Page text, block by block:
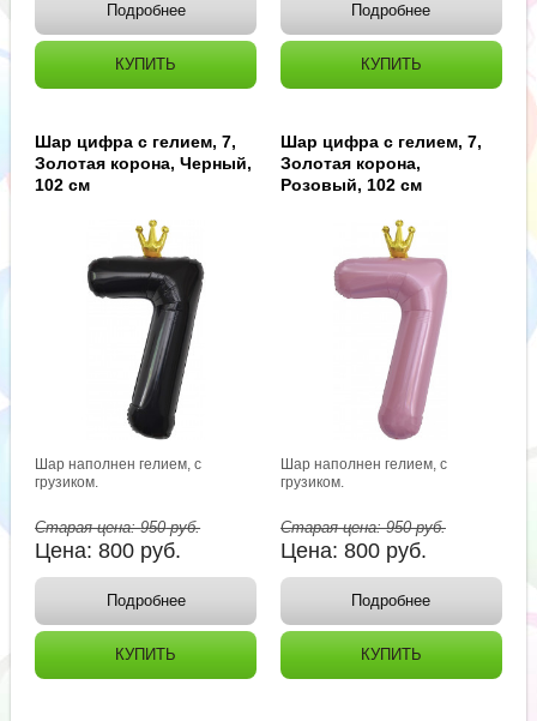
Подробнее
КУПИТЬ
Подробнее
КУПИТЬ
Шар цифра с гелием, 7,
Золотая корона, Черный,
102 см
Шар наполнен гелием, с
грузиком.
Старая цена:950руб.
Цена:800 руб.
Подробнее
КУПИТЬ
Шар цифра с гелием, 7,
Золотая корона,
Розовый, 102 см
Шар наполнен гелием, с
грузиком.
Старая цена:950руб.
Цена: 800 руб.
Подробнее
КУПИТЬ